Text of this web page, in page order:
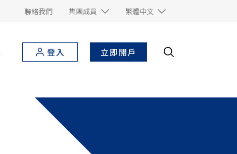
聯絡我們 集團成員 繁體中文
登入 立即開戶